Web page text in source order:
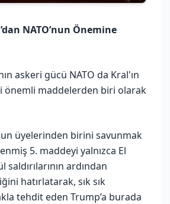
NATO’nun Önemine
askeri gücü NATO da Kral'ın
önemli maddelerden biri olarak
üyelerinden birini savunmak
5. maddeyi yalnızca El
saldırılarının ardından
hatırlatarak, sık sık
tehdit eden Trump’a burada